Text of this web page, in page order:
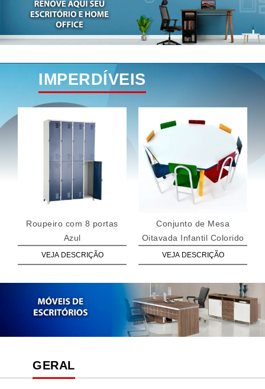
IMPERDÍVEIS
Roupeiro com 8 portas
Azul
VEJA DESCRIÇÃO
Conjunto de Mesa
Oitavada Infantil Colorido
VEJA DESCRIÇÃO
GERAL